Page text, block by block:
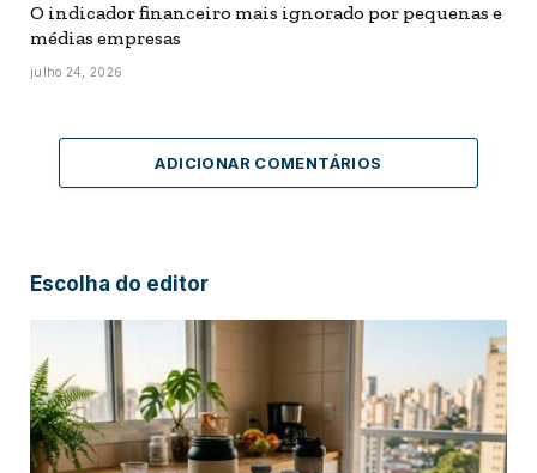
O indicador financeiro mais ignorado por pequenas e
médias empresas
julho 24, 2026
ADICIONAR COMENTÁRIOS
Escolha do editor